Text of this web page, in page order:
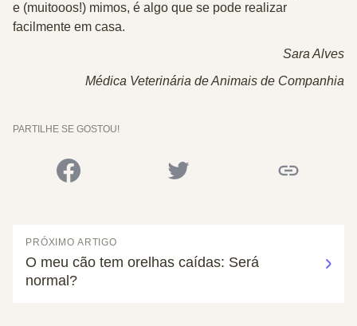
e (muitooos!) mimos, é algo que se pode realizar
facilmente em casa.
Sara Alves
Médica Veterinária de Animais de Companhia
PARTILHE SE GOSTOU!
PRÓXIMO ARTIGO
O meu cão tem orelhas caídas: Será
normal?